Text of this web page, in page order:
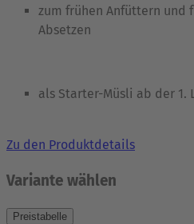
zum frühen Anfüttern und
Absetzen
als Starter-Müsli ab der 1.
Zu den Produktdetails
Variante wählen
Preistabelle